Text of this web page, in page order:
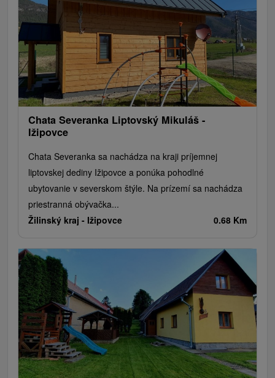
Chata Severanka Liptovský Mikuláš -
Ižipovce
Chata Severanka sa nachádza na kraji príjemnej
liptovskej dediny Ižipovce a ponúka pohodlné
ubytovanie v severskom štýle. Na prízemí sa nachádza
priestranná obývačka...
Žilinský kraj - Ižipovce 0.68 Km